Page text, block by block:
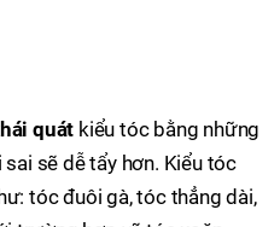
quát kiểu tóc bằng những
sẽ dễ tẩy hơn. Kiểu tóc
tóc đuôi gà, tóc thẳng dài,